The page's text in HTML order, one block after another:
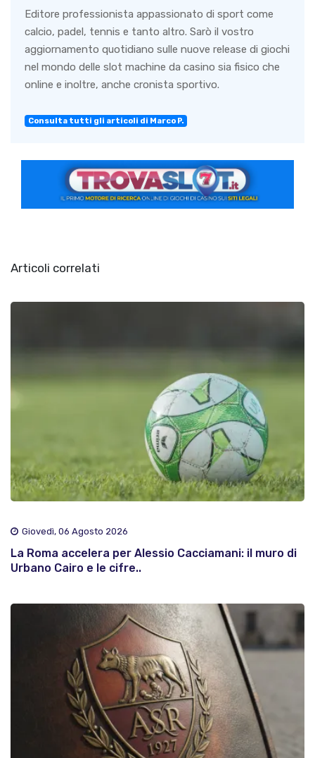
Editore professionista appassionato di sport come
calcio, padel, tennis e tanto altro. Sarò il vostro
aggiornamento quotidiano sulle nuove release di giochi
nel mondo delle slot machine da casino sia fisico che
online e inoltre, anche cronista sportivo.
Consulta tutti gli articoli di Marco P.
Articoli correlati
Giovedì, 06 Agosto 2026
La Roma accelera per Alessio Cacciamani: il muro di
Urbano Cairo e le cifre..